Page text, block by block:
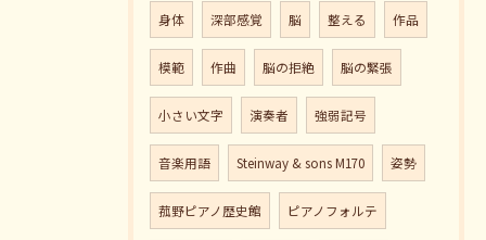
身体 深部感覚 脳 整える 作品
模範 作曲 脳の拒絶 脳の緊張
小さい文字 演奏者 強弱記号
音楽用語 Steinway & sons M170 姿勢
菰野ピアノ歴史館 ピアノフォルテ